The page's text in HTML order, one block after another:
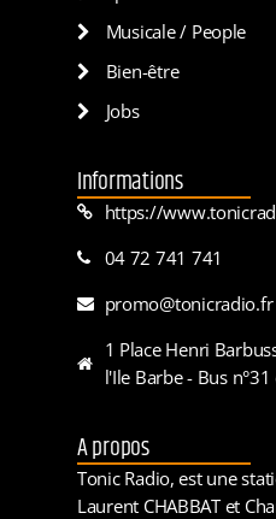
Musicale / People
Bien-être
Jobs
Informations
https://
04 72 741 741
promo@tonicradio.fr
1 Place Henri
l'Ile Barbe - Bus n°31
A propos
Tonic Radio, est une
Laurent CHABBAT et